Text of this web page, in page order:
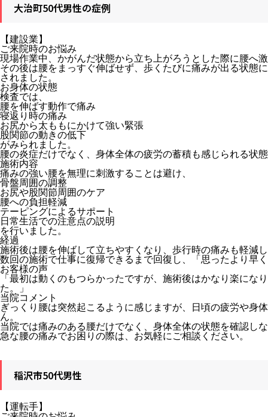
大治町50代男性の症例
【建設業】
ご来院時のお悩み
現場作業中、かがんだ状態から立ち上がろうとした際に腰へ
その後は腰をまっすぐ伸ばせず、歩くたびに痛みが出る状態
されました。
お身体の状態
検査では、
腰を伸ばす動作で痛み
寝返り時の痛み
お尻から太ももにかけて強い緊張
股関節の動きの低下
がみられました。
腰の炎症だけでなく、身体全体の疲労の蓄積も感じられる状
施術内容
痛みの強い腰を無理に刺激することは避け、
骨盤周囲の調整
お尻や股関節周囲のケア
腰への負担軽減
テーピングによるサポート
日常生活での注意点の説明
を行いました。
経過
施術後は腰を伸ばして立ちやすくなり、歩行時の痛みも軽減
数回の施術で仕事に復帰できるまで回復し、「思ったより早
お客様の声
「最初は動くのもつらかったですが、施術後はかなり楽にな
た。」
当院コメント
ぎっくり腰は突然起こるように感じますが、日頃の疲労や身
ん。
当院では痛みのある腰だけでなく、身体全体の状態を確認し
急な腰の痛みでお困りの際は、お気軽にご相談ください。
稲沢市50代男性
【運転手】